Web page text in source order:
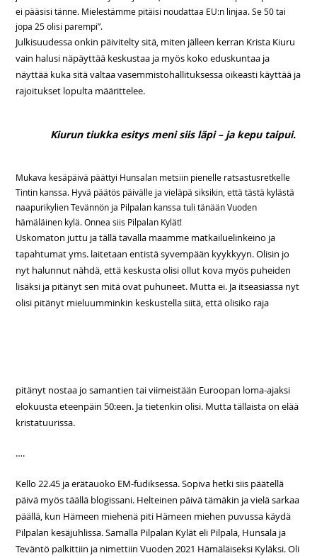
ei pääsisi tänne. Mielestämme pitäisi noudattaa EU:n linjaa. Se 50 tai
jopa 25 olisi parempi”.
Julkisuudessa onkin päivitelty sitä, miten jälleen kerran Krista Kiuru
vain halusi näpäyttää keskustaa ja myös koko eduskuntaa ja
näyttää kuka sitä valtaa vasemmistohallituksessa oikeasti käyttää ja
rajoitukset lopulta määrittelee.
Kiurun tiukka esitys meni siis läpi – ja kepu taipui.
Mukava kesäpäivä päättyi Hunsalan metsiin pienelle ratsastusretkelle
Tintin kanssa. Hyvä päätös päivälle ja vieläpä siksikin, että tästä kylästä
naapurikylien Tevännön ja Pilpalan kanssa tuli tänään Vuoden
hämäläinen kylä. Onnea siis Pilpalan Kylät!
Uskomaton juttu ja tällä tavalla maamme matkailuelinkeino ja
tapahtumat yms. laitetaan entistä syvempään kyykkyyn. Olisin jo
nyt halunnut nähdä, että keskusta olisi ollut kova myös puheiden
lisäksi ja pitänyt sen mitä ovat puhuneet. Mutta ei. Ja itseasiassa nyt
olisi pitänyt mieluumminkin keskustella siitä, että olisiko raja
pitänyt nostaa jo samantien tai viimeistään Euroopan loma-ajaksi
elokuusta eteenpäin 50:een. Ja tietenkin olisi. Mutta tällaista on elää
kristatuurissa.
….
Kello 22.45 ja erätauoko EM-fudiksessa. Sopiva hetki siis päätellä
päivä myös täällä blogissani. Helteinen päivä tämäkin ja vielä sarkaa
päällä, kun Hämeen miehenä piti Hämeen miehen puvussa käydä
Pilpalan kesäjuhlissa. Samalla Pilpalan Kylät eli Pilpala, Hunsala ja
Teväntö palkittiin ja nimettiin Vuoden 2021 Hämäläiseksi Kyläksi. Oli